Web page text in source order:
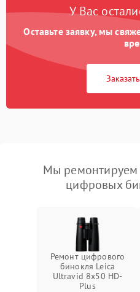
У Вас
Оставьте заявку, мы
Мы ремонтируем
цифровых
Ремонт цифрового
бинокля Leica
Ultravid 8x50 HD-
Plus